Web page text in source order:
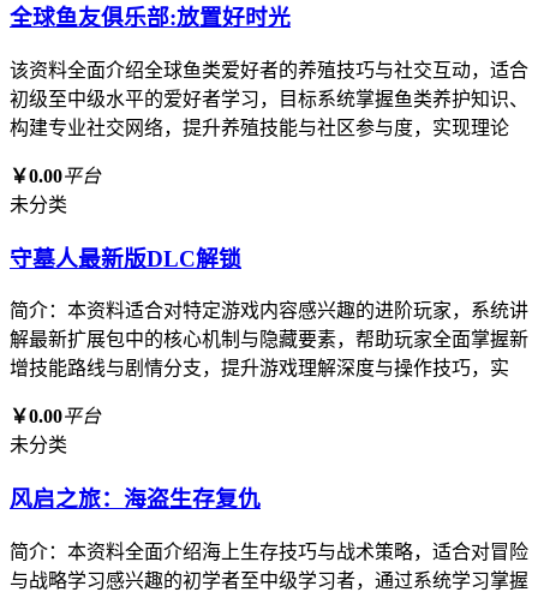
全球鱼友俱乐部:放置好时光
该资料全面介绍全球鱼类爱好者的养殖技巧与社交互动，适合
初级至中级水平的爱好者学习，目标系统掌握鱼类养护知识、
构建专业社交网络，提升养殖技能与社区参与度，实现理论
￥0.00平台
未分类
守墓人最新版DLC解锁
简介：本资料适合对特定游戏内容感兴趣的进阶玩家，系统讲
解最新扩展包中的核心机制与隐藏要素，帮助玩家全面掌握新
增技能路线与剧情分支，提升游戏理解深度与操作技巧，实
￥0.00平台
未分类
风启之旅：海盗生存复仇
简介：本资料全面介绍海上生存技巧与战术策略，适合对冒险
与战略学习感兴趣的初学者至中级学习者，通过系统学习掌握